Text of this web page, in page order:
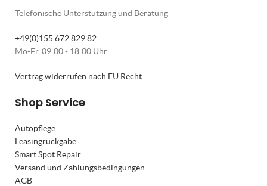
Telefonische Unterstützung und Beratung
+49(0)155 672 829 82
Mo-Fr, 09:00 - 18:00 Uhr
Vertrag widerrufen nach EU Recht
Shop Service
Autopflege
Leasingrückgabe
Smart Spot Repair
Versand und Zahlungsbedingungen
AGB